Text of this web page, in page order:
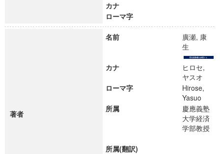
カナ
ローマ字
著者
名前
廣瀬, 康
生
カナ
ヒロセ,
ヤスオ
ローマ字
Hirose,
Yasuo
所属
慶應義塾
大学経済
学部教授
所属(翻訳)